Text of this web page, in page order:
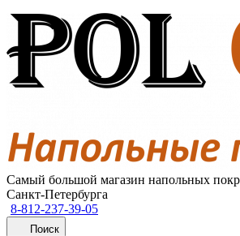
Самый большой магазин напольных
Санкт-Петербурга
8-812-237-39-05
Поиск